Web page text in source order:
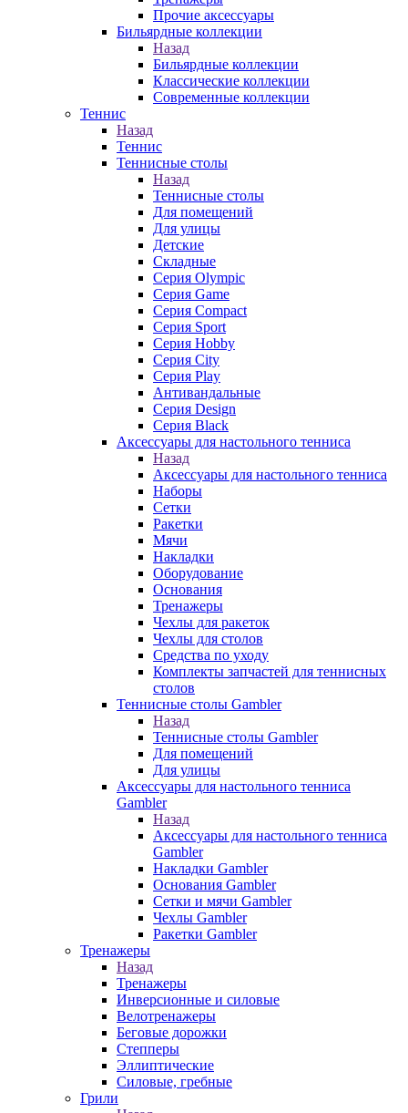
Прочие аксессуары
Бильярдные коллекции
Назад
Бильярдные коллекции
Классические коллекции
Современные коллекции
Теннис
Назад
Теннис
Теннисные столы
Назад
Теннисные столы
Для помещений
Для улицы
Детские
Складные
Серия Olympic
Серия Game
Серия Compact
Серия Sport
Серия Hobby
Серия City
Серия Play
Антивандальные
Серия Design
Серия Black
Аксессуары для настольного тенниса
Назад
Аксессуары для настольного тенниса
Наборы
Сетки
Ракетки
Мячи
Накладки
Оборудование
Основания
Тренажеры
Чехлы для ракеток
Чехлы для столов
Средства по уходу
Комплекты запчастей для теннисных
столов
Теннисные столы Gambler
Назад
Теннисные столы Gambler
Для помещений
Для улицы
Аксессуары для настольного тенниса
Gambler
Назад
Аксессуары для настольного тенниса
Gambler
Накладки Gambler
Основания Gambler
Сетки и мячи Gambler
Чехлы Gambler
Ракетки Gambler
Тренажеры
Назад
Тренажеры
Инверсионные и силовые
Велотренажеры
Беговые дорожки
Степперы
Эллиптические
Силовые, гребные
Грили